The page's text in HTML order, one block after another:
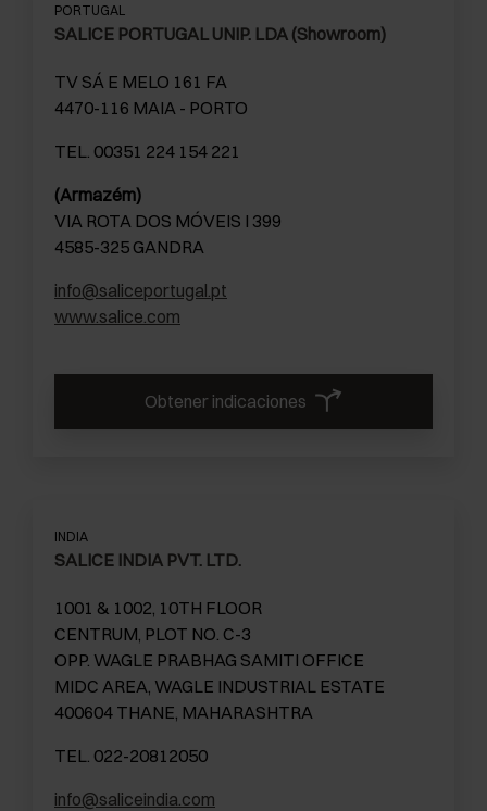
PORTUGAL
SALICE PORTUGAL UNIP. LDA (Showroom)
TV SÁ E MELO 161 FA
4470-116 MAIA - PORTO
TEL. 00351 224 154 221
(Armazém)
VIA ROTA DOS MÓVEIS I 399
4585-325 GANDRA
info@saliceportugal.pt
www.salice.com
Obtener indicaciones
INDIA
SALICE INDIA PVT. LTD.
1001 & 1002, 10TH FLOOR
CENTRUM, PLOT NO. C-3
OPP. WAGLE PRABHAG SAMITI OFFICE
MIDC AREA, WAGLE INDUSTRIAL ESTATE
400604 THANE, MAHARASHTRA
TEL. 022-20812050
info@saliceindia.com